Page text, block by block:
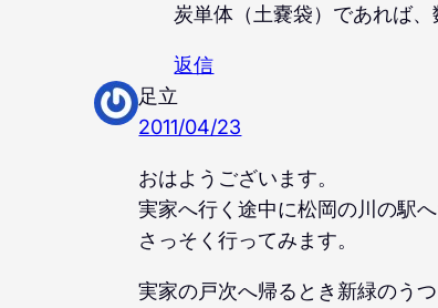
炭単体（土嚢袋）であれば、
返信
足立
2011/04/23
おはようございます。
実家へ行く途中に松岡の川の駅
さっそく行ってみます。
実家の戸次へ帰るとき新緑のう